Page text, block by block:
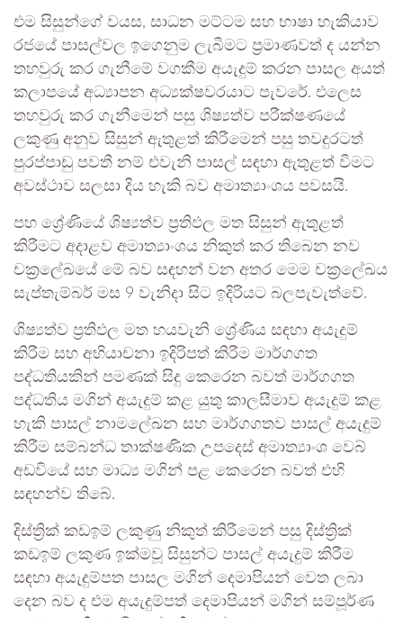
එම සිසුන්ගේ වයස, සාධන මට්ටම සහ භාෂා හැකියාව
රජයේ පාසල්වල ඉගෙනුම ලැබීමට ප්‍රමාණවත් ද යන්න
තහවුරු කර ගැනීමේ වගකීම අයැදුම් කරන පාසල අයත්
කලාපයේ අධ්‍යාපන අධ්‍යක්ෂවරයාට පැවරේ. එලෙස
තහවුරු කර ගැනීමෙන් පසු ශිෂ්‍යත්ව පරීක්ෂණයේ
ලකුණු අනුව සිසුන් ඇතුළත් කිරීමෙන් පසු තවදුරටත්
පුරප්පාඩු පවතී නම් එවැනි පාසල් සඳහා ඇතුළත් වීමට
අවස්ථාව සලසා දිය හැකි බව අමාත්‍යාංශය පවසයි.
පහ ශ්‍රේණියේ ශිෂ්‍යත්ව ප්‍රතිඵල මත සිසුන් ඇතුළත්
කිරීමට අදාළව අමාත්‍යාංශය නිකුත් කර තිබෙන නව
චක්‍රලේඛයේ මේ බව සඳහන් වන අතර මෙම චක්‍රලේඛය
සැප්තැම්බර් මස 9 වැනිදා සිට ඉදිරියට බලපැවැත්වේ.
ශිෂ්‍යත්ව ප්‍රතිඵල මත හයවැනි ශ්‍රේණිය සඳහා අයැදුම්
කිරීම සහ අභියාචනා ඉදිරිපත් කිරීම මාර්ගගත
පද්ධතියකින් පමණක් සිදු කෙරෙන බවත් මාර්ගගත
පද්ධතිය මගින් අයැදුම් කළ යුතු කාලසීමාව අයැදුම් කළ
හැකි පාසල් නාමලේඛන සහ මාර්ගගතව පාසල් අයැදුම්
කිරීම සම්බන්ධ තාක්ෂණික උපදෙස් අමාත්‍යාංශ වෙබ්
අඩවියේ සහ මාධ්‍ය මගින් පළ කෙරෙන බවත් එහි
සඳහන්ව තිබේ.
දිස්ත්‍රික් කඩඉම් ලකුණු නිකුත් කිරීමෙන් පසු දිස්ත්‍රික්
කඩඉම් ලකුණ ඉක්මවූ සිසුන්ට පාසල් අයැදුම් කිරීම
සඳහා අයැදුම්පත පාසල මගින් දෙමාපියන් වෙත ලබා
දෙන බව ද එම අයැදුම්පත් දෙමාපියන් මගින් සම්පූර්ණ